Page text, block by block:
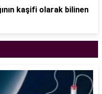
kaşifi olarak bilinen